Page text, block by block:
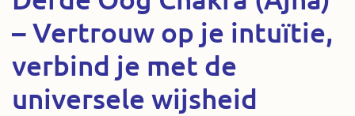
– Vertrouw op je intuïtie,
verbind je met de
universele wijsheid